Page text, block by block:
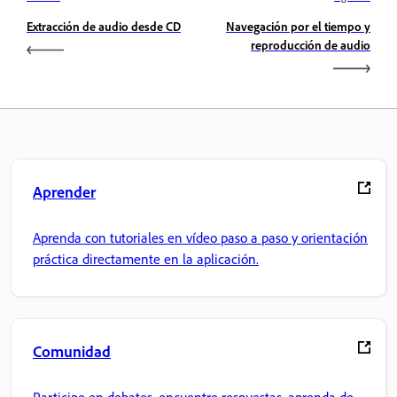
Extracción de audio desde CD
Navegación por el tiempo y
reproducción de audio
Aprender
Aprenda con tutoriales en vídeo paso a paso y orientación
práctica directamente en la aplicación.
Comunidad